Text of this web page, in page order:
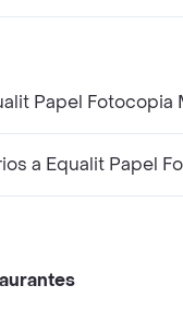
Papel
a Equalit Papel